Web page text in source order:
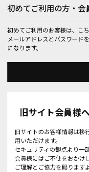
初めてご利用の方・会
初めてご利用のお客様は、こ
メールアドレスとパスワード
になります。
旧サイト会員様
旧サイトのお客様情報は移
用いただけます。
セキュリティの観点より一
会員様にはご不便をおかけ
ご理解とご協力を賜ります